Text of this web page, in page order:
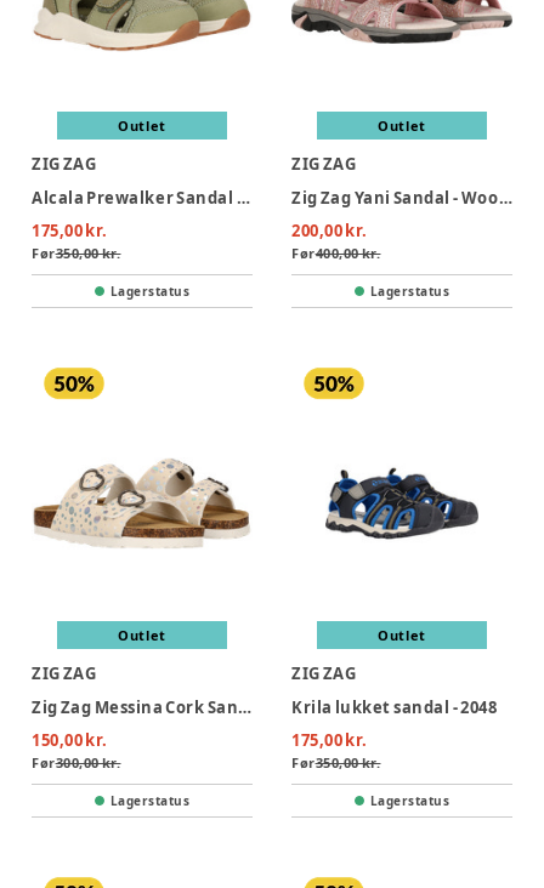
Outlet
ZIG ZAG
Alcala Prewalker Sandal - Tea
175,00 kr.
Før350,00 kr.
Lagerstatus
Outlet
ZIG ZAG
Zig Zag Yani Sandal - Woodrose
200,00 kr.
Før400,00 kr.
Lagerstatus
Outlet
ZIG ZAG
Zig Zag Messina Cork Sandal - Marshmallow
150,00 kr.
Før300,00 kr.
Lagerstatus
Outlet
ZIG ZAG
Krila lukket sandal - 2048
175,00 kr.
Før350,00 kr.
Lagerstatus